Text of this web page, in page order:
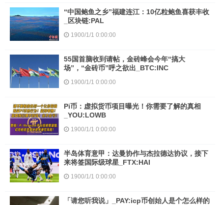
“中国鲍鱼之乡”福建连江：10亿粒鲍鱼喜获丰收
_区块链:PAL
1900/1/1 0:00:00
55国首脑收到请帖，金砖峰会今年“搞大
场”，“金砖币”呼之欲出_BTC:INC
1900/1/1 0:00:00
Pi币：虚拟货币项目曝光！你需要了解的真相
_YOU:LOWB
1900/1/1 0:00:00
半岛体育意甲：达曼协作与杰拉德达协议，接下
来将签国际级球星_FTX:HAI
1900/1/1 0:00:00
「请您听我说」_PAY:icp币创始人是个怎么样的